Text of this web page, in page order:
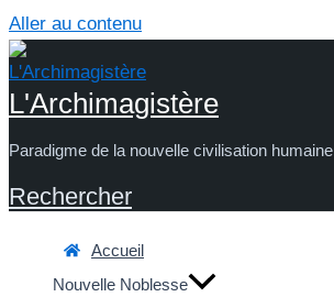
Aller au contenu
L'Archimagistère
Paradigme de la nouvelle civilisation humaine
Rechercher
Accueil
Nouvelle Noblesse